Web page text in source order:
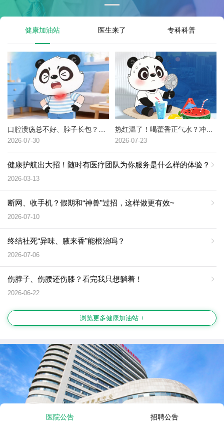
健康加油站 医生来了 专科科普
2026-07-30 2026-07-23
健康护航出大招！随时有医疗团队为你服务是什么样的体验？
2026-03-13
断网、收手机？假期和“神兽”过招，这样做更有效~
2026-07-10
终结社死“异味、腋来香”能根治吗？
2026-07-06
伤脖子、伤腰还伤膝？看完我只想躺着！
2026-06-22
浏览更多健康加油站 +
医院公告 招聘公告